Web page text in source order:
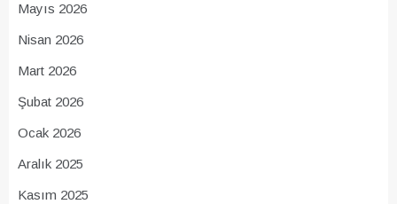
Mayıs 2026
Nisan 2026
Mart 2026
Şubat 2026
Ocak 2026
Aralık 2025
Kasım 2025